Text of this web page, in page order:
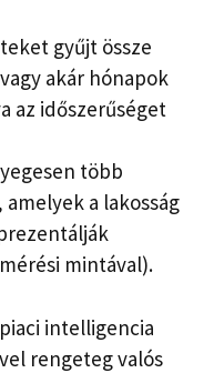
gyűjt össze
akár hónapok
az időszerűséget
több
a lakosság
mintával).
intelligencia
rengeteg valós